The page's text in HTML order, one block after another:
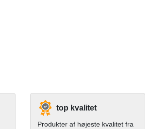
top kvalitet
Produkter af højeste kvalitet fra